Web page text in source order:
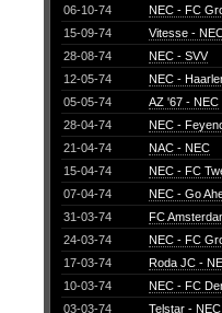
06-10-74
NEC - FC
15-09-74
Vitesse -
28-08-74
NEC - SVV
12-05-74
NEC -
05-05-74
AZ '67 - NEC
28-04-74
NEC -
21-04-74
NAC - NEC
15-04-74
NEC - FC
07-04-74
NEC - Go
31-03-74
FC
24-03-74
NEC - FC
17-03-74
Roda JC -
10-03-74
NEC - FC
03-03-74
Telstar - NEC